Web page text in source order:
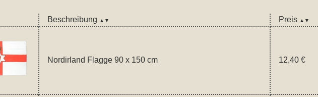
Beschreibung ▲▼ Preis ▲▼
Nordirland Flagge 90 x 150 cm 12,40 €